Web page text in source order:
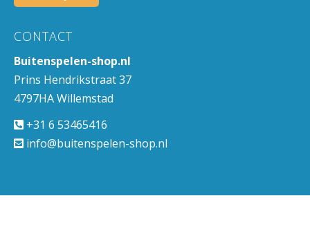
CONTACT
Buitenspelen-shop.nl
Prins Hendrikstraat 37
4797HA Willemstad
+31 6 53465416
info@buitenspelen-shop.nl